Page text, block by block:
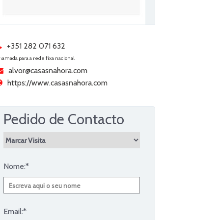
+351 282 071 632
para a rede fixa nacional
alvor@casasnahora.com
https://www.casasnahora.com
Pedido de Contacto
Nome:*
Email:*